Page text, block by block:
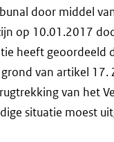
door middel
op 10.01.2017
heeft geoordeeld
van artikel 17.
van het
situatie moest